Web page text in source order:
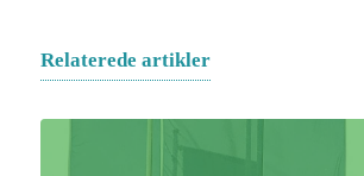
Relaterede artikler